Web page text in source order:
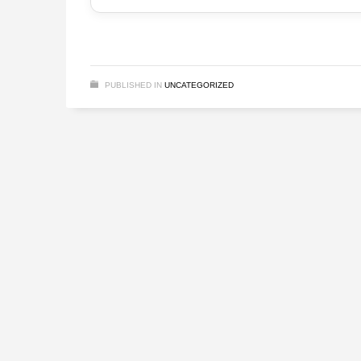
PUBLISHED IN UNCATEGORIZED